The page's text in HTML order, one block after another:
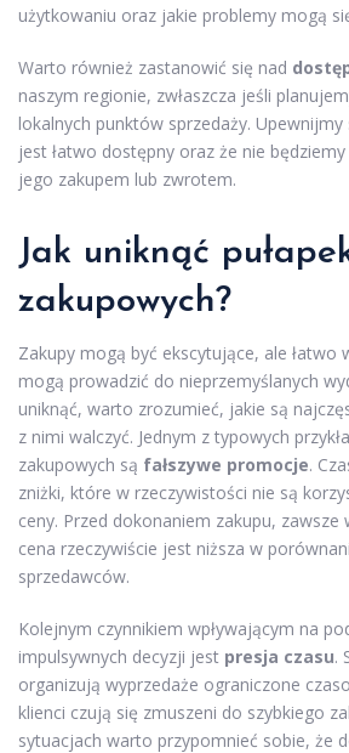
użytkowaniu oraz jakie problemy mogą
Warto również zastanowić się nad
naszym regionie, zwłaszcza jeśli
lokalnych punktów sprzedaży.
jest łatwo dostępny oraz że nie
jego zakupem lub zwrotem.
Jak uniknąć
zakupowych?
Zakupy mogą być ekscytujące, ale łatwo
mogą prowadzić do nieprzemyślanych
uniknąć, warto zrozumieć, jakie są
z nimi walczyć. Jednym z typowych
zakupowych są fałszywe promocje.
zniżki, które w rzeczywistości nie są
ceny. Przed dokonaniem zakupu, zawsze
cena rzeczywiście jest niższa w
sprzedawców.
Kolejnym czynnikiem wpływającym na
impulsywnych decyzji jest presja czasu.
organizują wyprzedaże ograniczone
klienci czują się zmuszeni do szybkiego
sytuacjach warto przypomnieć sobie, że